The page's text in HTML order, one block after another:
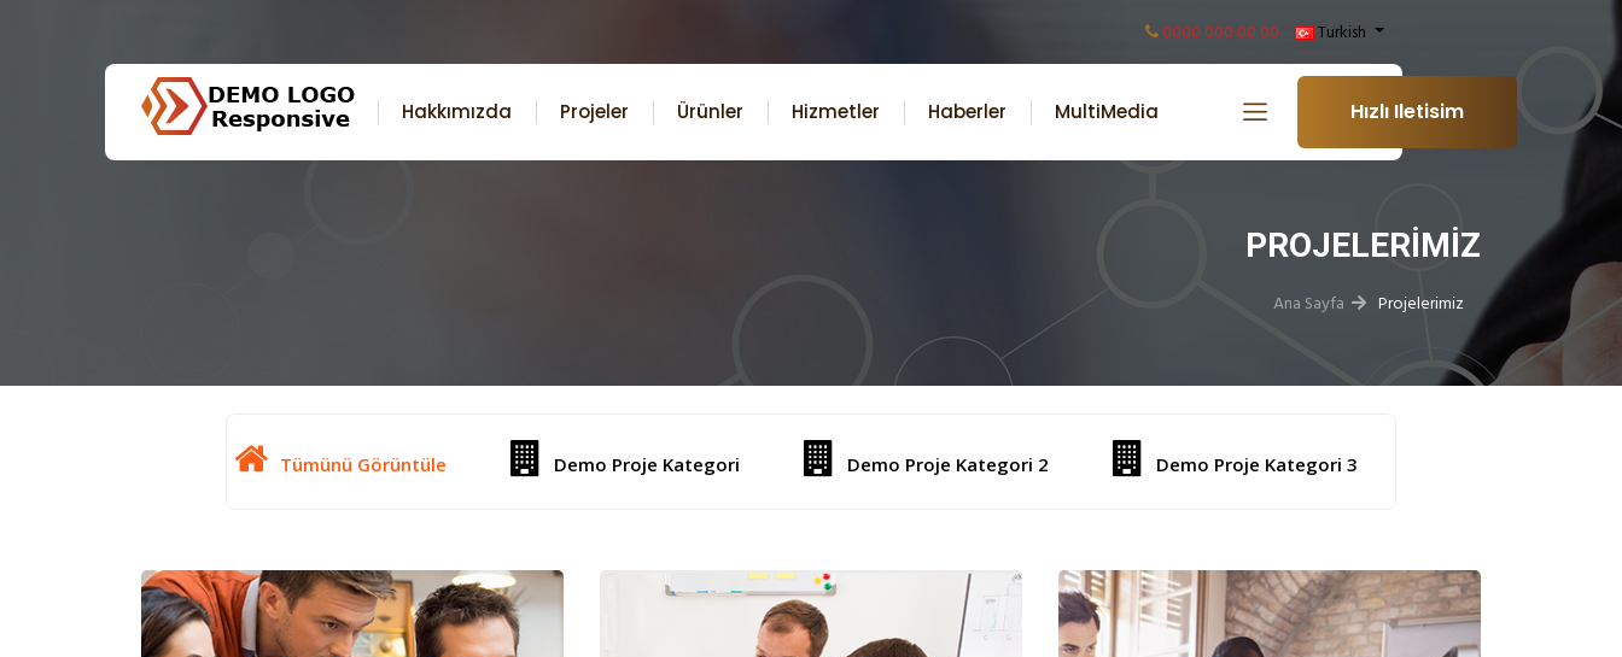
0000 000 00 00 Turkish
Hakkımızda Projeler Ürünler Hizmetler Haberler MultiMedia Hızlı Iletisim
PROJELERIMIZ
Ana Sayfa Projelerimiz
Tümünü Görüntüle Demo Proje Kategori Demo Proje Kategori 2 Demo Proje Kategori 3